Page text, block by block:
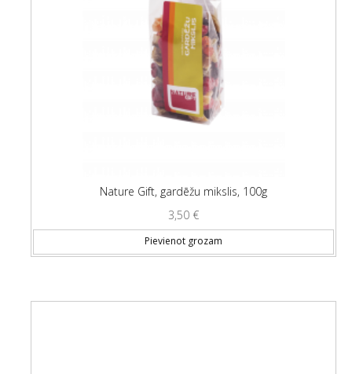
Nature Gift, gardēžu mikslis, 100g
3,50 €
Pievienot grozam